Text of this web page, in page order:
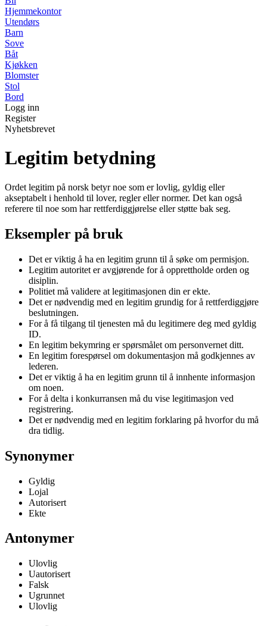
Hjemmekontor
Utendørs
Barn
Sove
Båt
Kjøkken
Blomster
Stol
Bord
Logg inn
Register
Nyhetsbrevet
Legitim betydning
Ordet legitim på norsk betyr noe som er lovlig, gyldig eller
akseptabelt i henhold til lover, regler eller normer. Det kan også
referere til noe som har rettferdiggjørelse eller støtte bak seg.
Eksempler på bruk
Det er viktig å ha en legitim grunn til å søke om permisjon.
Legitim autoritet er avgjørende for å opprettholde orden og
disiplin.
Politiet må validere at legitimasjonen din er ekte.
Det er nødvendig med en legitim grundig for å rettferdiggjøre
beslutningen.
For å få tilgang til tjenesten må du legitimere deg med gyldig
ID.
En legitim bekymring er spørsmålet om personvernet ditt.
En legitim forespørsel om dokumentasjon må godkjennes av
lederen.
Det er viktig å ha en legitim grunn til å innhente informasjon
om noen.
For å delta i konkurransen må du vise legitimasjon ved
registrering.
Det er nødvendig med en legitim forklaring på hvorfor du må
dra tidlig.
Synonymer
Gyldig
Lojal
Autorisert
Ekte
Antonymer
Ulovlig
Uautorisert
Falsk
Ugrunnet
Ulovlig